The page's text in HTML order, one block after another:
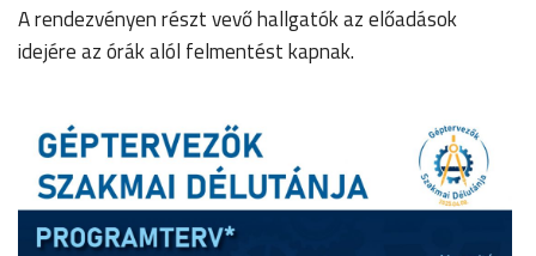
A rendezvényen részt vevő hallgatók az előadások
idejére az órák alól felmentést kapnak.